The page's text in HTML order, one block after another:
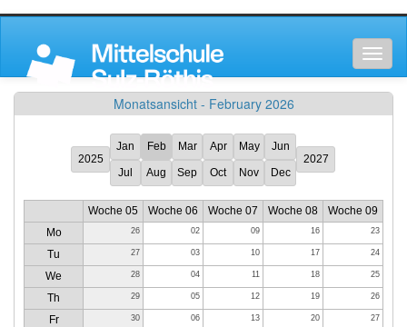
Monatsansicht - February 2026
2025
Jan Feb Mar Apr May Jun
Jul Aug Sep Oct Nov Dec
2027
Woche 05 Woche 06 Woche 07 Woche 08
Woche 09
Mo
26 02 09 16 23
Tu 27 03 10 17 24
We 28 04 11 18 25
Th 29 05 12 19 26
Fr 30 06 13 20 27